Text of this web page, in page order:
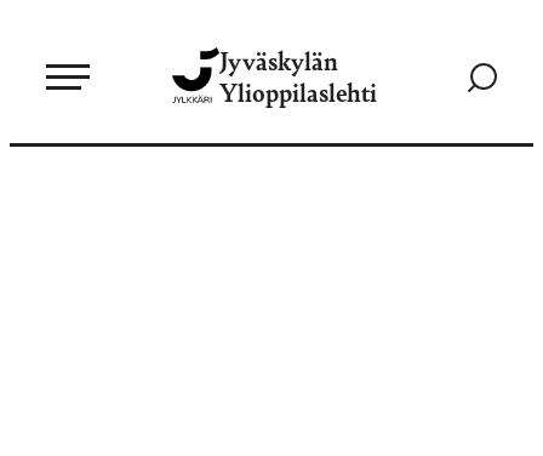
sisältöön
Jyväskylän
Ylioppilaslehti
Siirry